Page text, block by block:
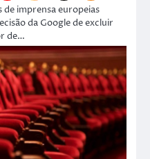
de imprensa europeias
da Google de excluir
de…